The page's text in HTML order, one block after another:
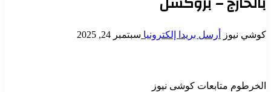
كوشي نيوز أرسل بريدا إلكترونيا سبتمبر 24, 2025
الخرطوم متابعات كوشى نيوز